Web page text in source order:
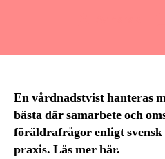
En vårdnadstvist hanteras
bästa där samarbete och
föräldrafrågor enligt svensk
praxis. Läs mer här.